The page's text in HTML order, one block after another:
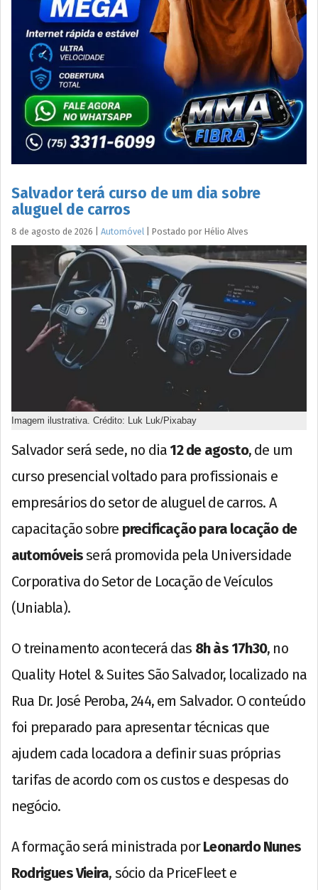
Salvador terá curso de um dia sobre
aluguel de carros
8 de agosto de 2026 Automóvel Postado por Hélio Alves
Imagem ilustrativa. Crédito: Luk Luk/Pixabay
Salvador será sede, no dia 12 de agosto, de um
curso presencial voltado para profissionais e
empresários do setor de aluguel de carros. A
capacitação sobre precificação para locação de
automóveisserá promovida pela Universidade
Corporativa do Setor de Locação de Veículos
(Uniabla).
O treinamento acontecerá das 8h às 17h30, no
Quality Hotel & Suites São Salvador, localizado na
Rua Dr. José Peroba, 244, em Salvador. O conteúdo
foi preparado para apresentar técnicas que
ajudem cada locadora a definir suas próprias
tarifas de acordo com os custos e despesas do
negócio.
A formação será ministrada porLeonardo Nunes
Rodrigues Vieira, sócio da PriceFleet e